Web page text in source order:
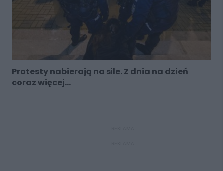
Protesty nabierają na sile. Z dnia na dzień
coraz więcej...